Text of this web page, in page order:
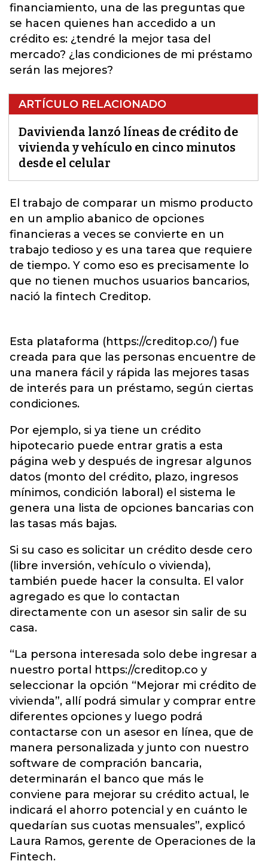
financiamiento, una de las preguntas que
se hacen quienes han accedido a un
crédito es: ¿tendré la mejor tasa del
mercado? ¿las condiciones de mi préstamo
serán las mejores?
ARTÍCULO RELACIONADO
Davivienda lanzó líneas de crédito de
vivienda y vehículo en cinco minutos
desde el celular
El trabajo de comparar un mismo producto
en un amplio abanico de opciones
financieras a veces se convierte en un
trabajo tedioso y es una tarea que requiere
de tiempo. Y como eso es precisamente lo
que no tienen muchos usuarios bancarios,
nació la fintech Creditop.
Esta plataforma (https://creditop.co/) fue
creada para que las personas encuentre de
una manera fácil y rápida las mejores tasas
de interés para un préstamo, según ciertas
condiciones.
Por ejemplo, si ya tiene un crédito
hipotecario puede entrar gratis a esta
página web y después de ingresar algunos
datos (monto del crédito, plazo, ingresos
mínimos, condición laboral) el sistema le
genera una lista de opciones bancarias con
las tasas más bajas.
Si su caso es solicitar un crédito desde cero
(libre inversión, vehículo o vivienda),
también puede hacer la consulta. El valor
agregado es que lo contactan
directamente con un asesor sin salir de su
casa.
“La persona interesada solo debe ingresar a
nuestro portal https://creditop.co y
seleccionar la opción “Mejorar mi crédito de
vivienda”, allí podrá simular y comprar entre
diferentes opciones y luego podrá
contactarse con un asesor en línea, que de
manera personalizada y junto con nuestro
software de compración bancaria,
determinarán el banco que más le
conviene para mejorar su crédito actual, le
indicará el ahorro potencial y en cuánto le
quedarían sus cuotas mensuales”, explicó
Laura Ramos, gerente de Operaciones de la
Fintech.